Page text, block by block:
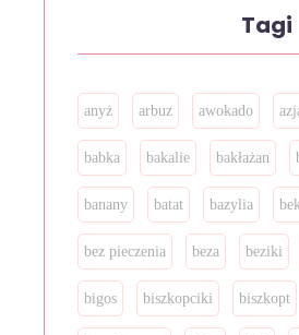
Tagi
anyż arbuz awokado
babka bakalie bakłażan
banany batat bazylia
bez pieczenia beza beziki
bigos biszkopciki biszkopt